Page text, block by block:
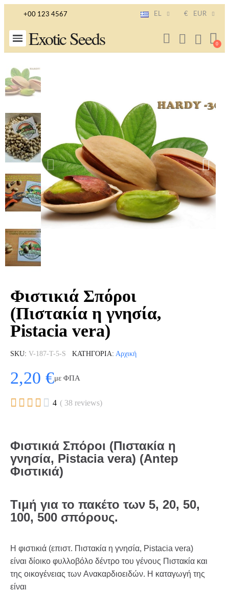
+00 123 4567 EL € EUR
Exotic Seeds
Φιστικιά Σπόροι
(Πιστακία η γνησία,
Pistacia vera)
SKU V-187-T-5-S ΚΑΤΗΓΟΡΊΑ Αρχική
2,20 €με ΦΠΑ
     4 ( 38 reviews)
Φιστικιά Σπόροι (Πιστακία η
γνησία, Pistacia vera) (Antep
Φιστικιά)
Τιμή για το πακέτο των 5, 20, 50,
100, 500 σπόρους.
Η φιστικιά (επιστ. Πιστακία η γνησία, Pistacia vera)
είναι δίοικο φυλλοβόλο δέντρο του γένους Πιστακία και
της οικογένειας των Ανακαρδιοειδών. Η καταγωγή της
είναι